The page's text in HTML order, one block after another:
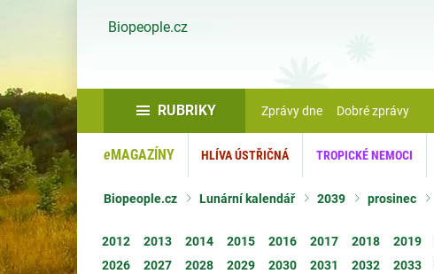
Biopeople.cz
RUBRIKY Zprávy dne Dobré zprávy
eMAGAZÍNY HLÍVA ÚSTŘIČNÁ TROPICKÉ NEMOCI
Biopeople.cz Lunární kalendář 2039 prosinec
2012 2013 2014 2015 2016 2017 2018 2019
2026
2027 2028 2029 2030 2031 2032 2033